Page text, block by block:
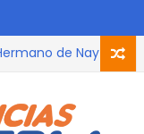
de Nay Salvatori